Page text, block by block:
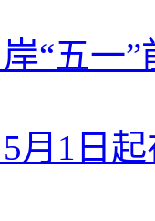
“五一
5月1日